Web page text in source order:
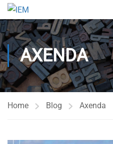
AXENDA
Home Blog Axenda